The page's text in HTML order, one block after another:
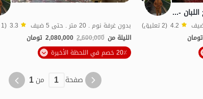
حجز نزل صديق للبيئة في کرج اللبان - الغرفة الكلاسيكية
4.2 (2 تعليق)
تومان
بات نواز
بدون غرفة نوم . 20 متر . حتى 5 ضيف 3.3 (1 تعليق)
الليلة من 2,600,000
2,080,000 تومان
20٪ خصم في اللحظة الأخيرة
صفحة 1 من1